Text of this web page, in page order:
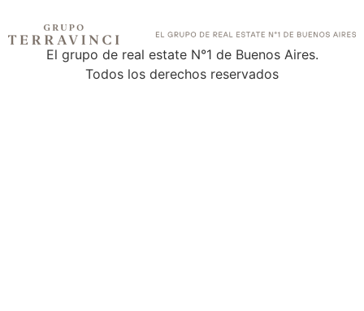
El grupo de real estate N°1 de Buenos Aires.
Todos los derechos reservados